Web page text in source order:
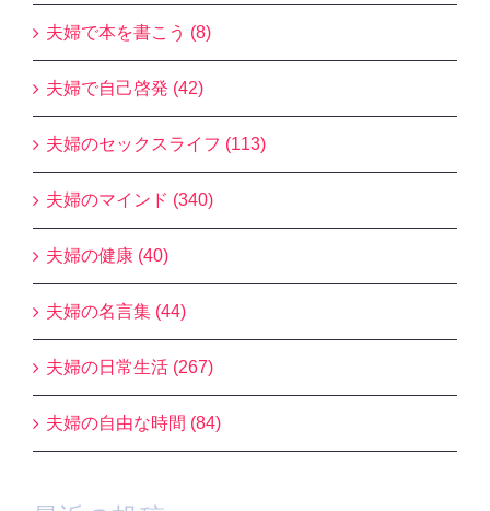
夫婦で本を書こう (8)
夫婦で自己啓発 (42)
夫婦のセックスライフ (113)
夫婦のマインド (340)
夫婦の健康 (40)
夫婦の名言集 (44)
夫婦の日常生活 (267)
夫婦の自由な時間 (84)